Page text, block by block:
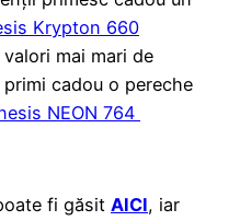
Krypton 660
mai mari de
cadou o pereche
NEON 764
fi găsit AICI, iar